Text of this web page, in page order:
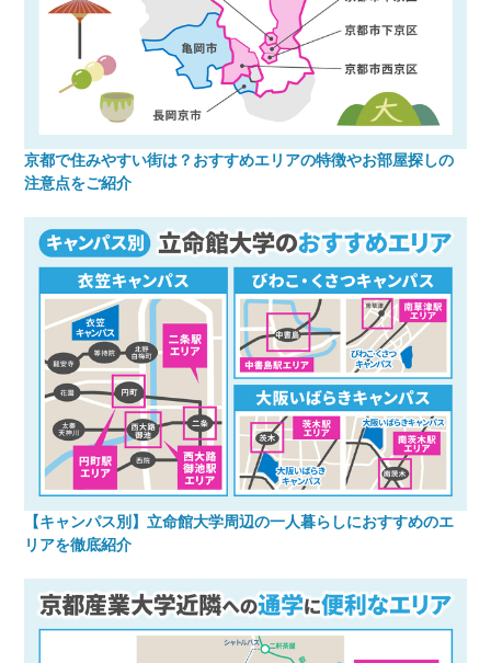
京都で住みやすい街は？おすすめエリアの特徴やお部屋探しの
注意点をご紹介
【キャンパス別】立命館大学周辺の一人暮らしにおすすめのエ
リアを徹底紹介